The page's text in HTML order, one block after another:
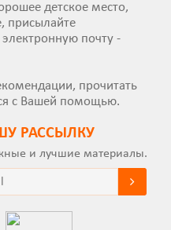
детское место,
присылайте
почту -
прочитать
с Вашей помощью.
РАССЫЛКУ
и лучшие материалы.